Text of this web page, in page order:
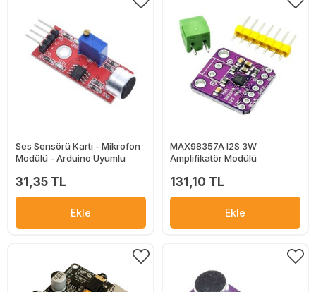
Ses Sensörü Kartı - Mikrofon
Modülü - Arduino Uyumlu
31,35 TL
Ekle
MAX98357A I2S 3W
Amplifikatör Modülü
131,10 TL
Ekle